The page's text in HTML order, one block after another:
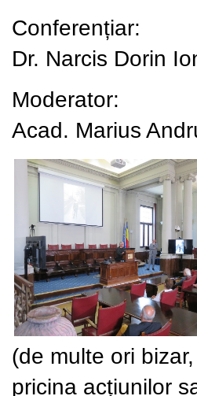
Conferențiar:
Dr. Narcis Dorin
Moderator:
Acad. Marius
(de multe ori
pricina acțiunilor